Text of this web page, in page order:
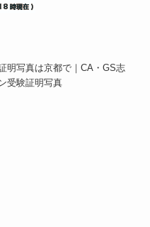
明写真は京都で｜CA・GS志
受験証明写真